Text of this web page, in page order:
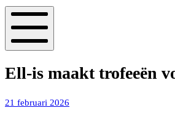
Mobiel
Ell-is maakt trofeeën
21 februari 2026